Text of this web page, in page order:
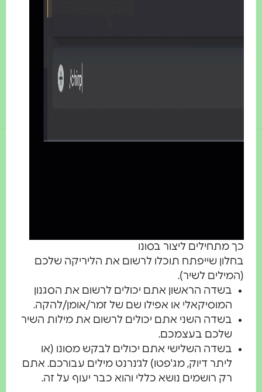
מתחילים ליצור בסונו
שייפתח תוכלו לרשום את הליריקה שלכם
לשיר).
בשדה הראשון אתם יכולים לרשום את הסגנון
המוסיקאלי או אפילו שם של זמר/אומן/להקה.
בשדה השני אתם יכולים לרשום את מילות השיר
שלכם בעצמכם.
בשדה השלישי אתם יכולים לבקש מסונו (או
ליתר דיוק, מג'פטו) לג׳נרנט מילים עבורכם. אתם
רק רושמים נושא כללי והוא כבר יעוף על זה.